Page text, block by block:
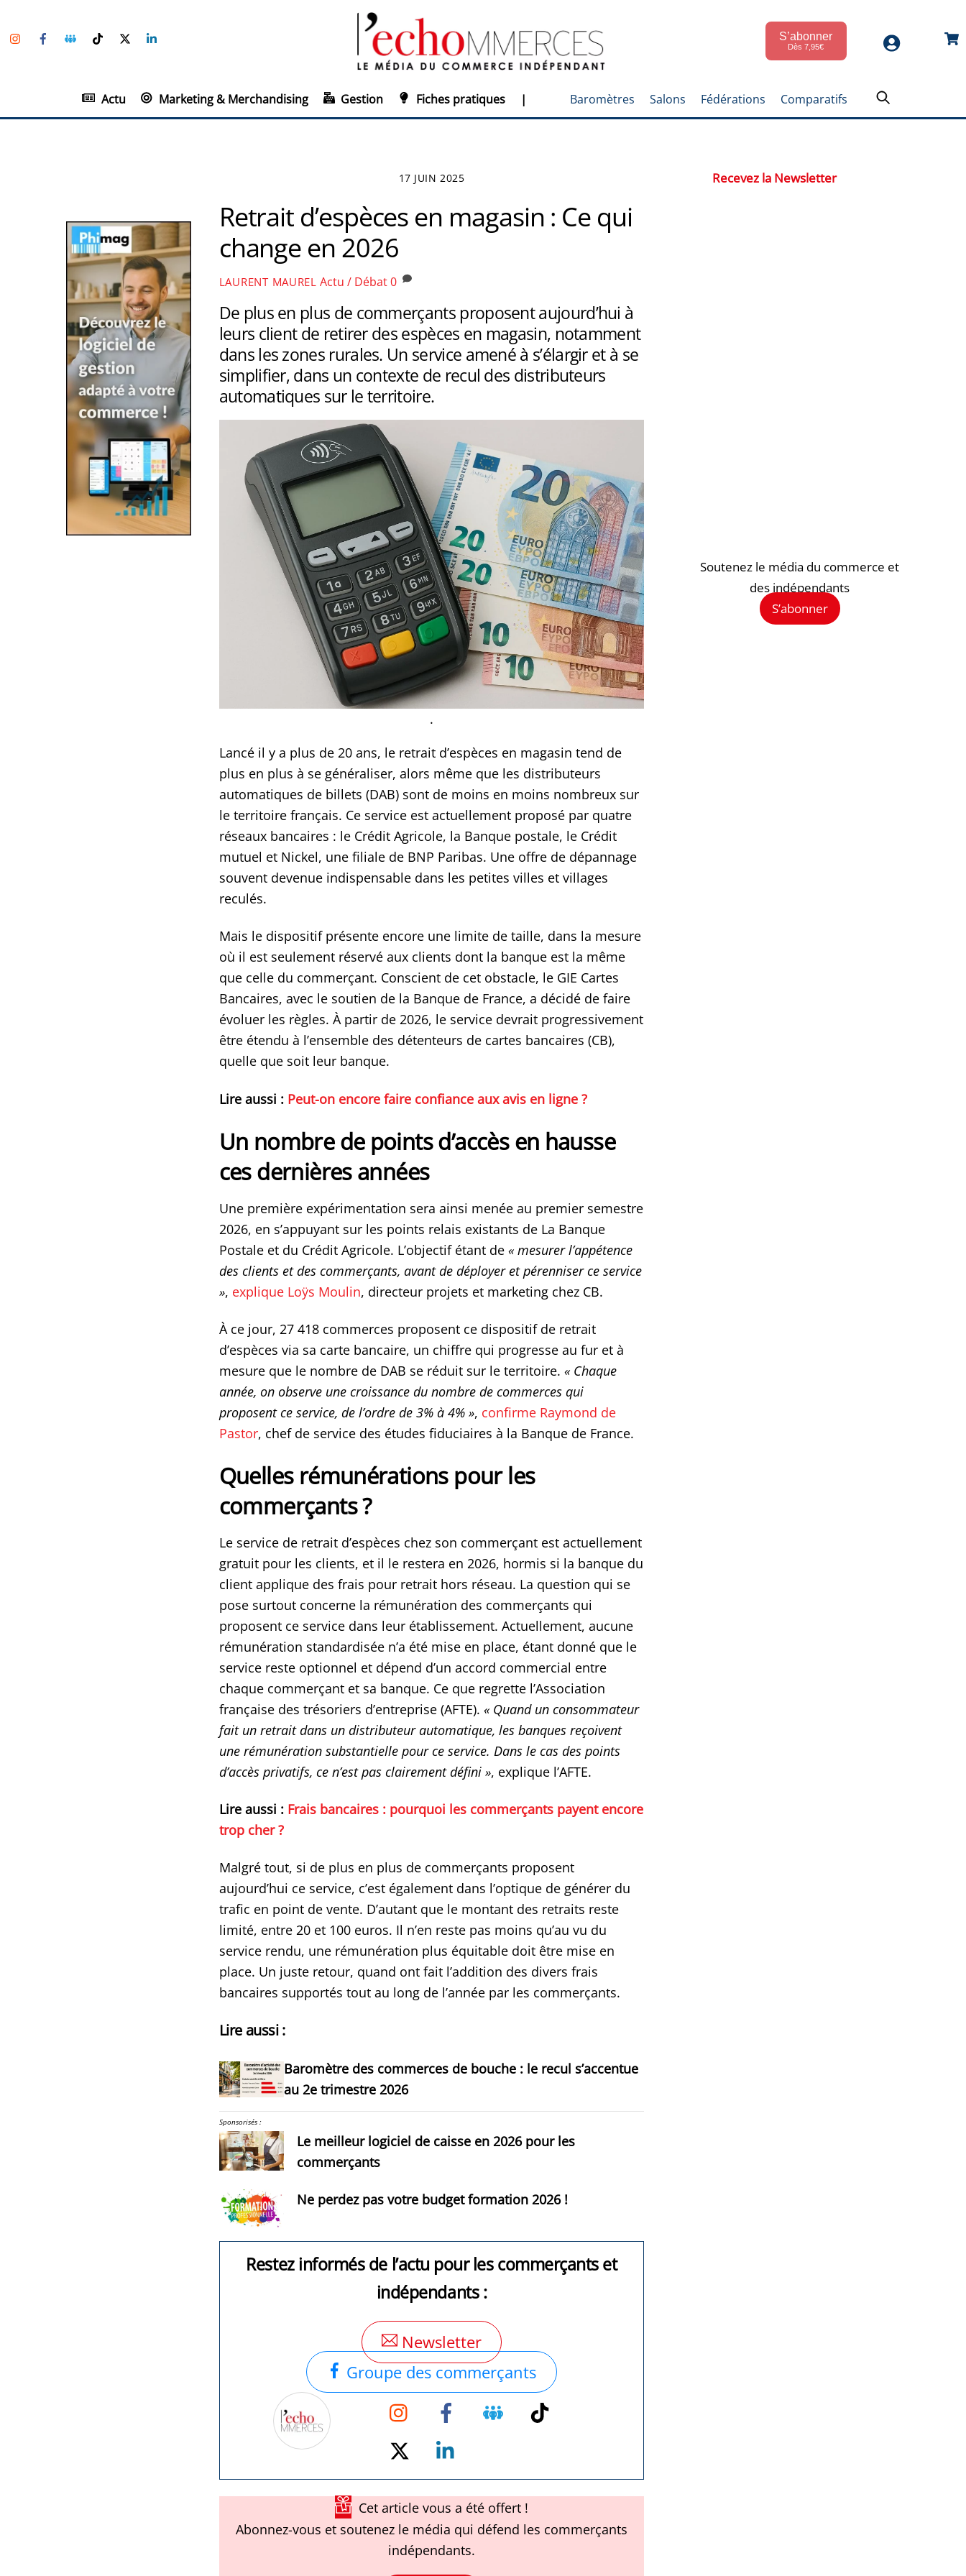
to
InstagramFacebookGroupe
Facebook
TikTokTwitter S’abonner
Dès 7,95€
Actu Marketing & Merchandising Gestion Fiches pratiques | Baromètres Salons Fédérations Comparatifs
17 JUIN 2025
Retrait d’espèces en magasin : Ce qui
change en 2026
LAURENT MAUREL Actu / Débat0
De plus en plus de commerçants proposent aujourd’hui à
leurs client de retirer des espèces en magasin, notamment
dans les zones rurales. Un service amené à s’élargir et à se
simplifier, dans un contexte de recul des distributeurs
automatiques sur le territoire.
.
Lancé il y a plus de 20 ans, le retrait d’espèces en magasin tend de
plus en plus à se généraliser, alors même que les distributeurs
automatiques de billets (DAB) sont de moins en moins nombreux sur
le territoire français. Ce service est actuellement proposé par quatre
réseaux bancaires : le Crédit Agricole, la Banque postale, le Crédit
mutuel et Nickel, une filiale de BNP Paribas. Une offre de dépannage
souvent devenue indispensable dans les petites villes et villages
reculés.
Mais le dispositif présente encore une limite de taille, dans la mesure
où il est seulement réservé aux clients dont la banque est la même
que celle du commerçant. Conscient de cet obstacle, le GIE Cartes
Bancaires, avec le soutien de la Banque de France, a décidé de faire
évoluer les règles. À partir de 2026, le service devrait progressivement
être étendu à l’ensemble des détenteurs de cartes bancaires (CB),
quelle que soit leur banque.
Lire aussi : Peut-on encore faire confiance aux avis en ligne ?
Un nombre de points d’accès en hausse
ces dernières années
Une première expérimentation sera ainsi menée au premier semestre
2026, en s’appuyant sur les points relais existants de La Banque
Postale et du Crédit Agricole. L’objectif étant de « mesurer l’appétence
des clients et des commerçants, avant de déployer et pérenniser ce service
», explique Loÿs Moulin, directeur projets et marketing chez CB.
À ce jour, 27 418 commerces proposent ce dispositif de retrait
d’espèces via sa carte bancaire, un chiffre qui progresse au fur et à
mesure que le nombre de DAB se réduit sur le territoire. « Chaque
année, on observe une croissance du nombre de commerces qui
proposent ce service, de l’ordre de 3% à 4% », confirme Raymond de
Pastor, chef de service des études fiduciaires à la Banque de France.
Quelles rémunérations pour les
commerçants ?
Le service de retrait d’espèces chez son commerçant est actuellement
gratuit pour les clients, et il le restera en 2026, hormis si la banque du
client applique des frais pour retrait hors réseau. La question qui se
pose surtout concerne la rémunération des commerçants qui
proposent ce service dans leur établissement. Actuellement, aucune
rémunération standardisée n’a été mise en place, étant donné que le
service reste optionnel et dépend d’un accord commercial entre
chaque commerçant et sa banque. Ce que regrette l’Association
française des trésoriers d’entreprise (AFTE). « Quand un consommateur
fait un retrait dans un distributeur automatique, les banques reçoivent
une rémunération substantielle pour ce service. Dans le cas des points
d’accès privatifs, ce n’est pas clairement défini », explique l’AFTE.
Lire aussi : Frais bancaires : pourquoi les commerçants payent encore
trop cher ?
Malgré tout, si de plus en plus de commerçants proposent
aujourd’hui ce service, c’est également dans l’optique de générer du
trafic en point de vente. D’autant que le montant des retraits reste
limité, entre 20 et 100 euros. Il n’en reste pas moins qu’au vu du
service rendu, une rémunération plus équitable doit être mise en
place. Un juste retour, quand ont fait l’addition des divers frais
bancaires supportés tout au long de l’année par les commerçants.
Lire aussi :
Baromètre des commerces de bouche : le recul s’accentue
au 2e trimestre 2026
Sponsorisés :
Le meilleur logiciel de caisse en 2026 pour les
commerçants
Ne perdez pas votre budget formation 2026 !
Restez informés de l’actu pour les commerçants et
indépendants :
Newsletter
Groupe des commerçants
InstagramFacebook Groupe
Facebook
Twitter
Cet article vous a été offert !
Abonnez-vous et soutenez le média qui défend les commerçants
indépendants.
Recevez la Newsletter
Soutenez le média du commerce et
des indépendants
S’abonner